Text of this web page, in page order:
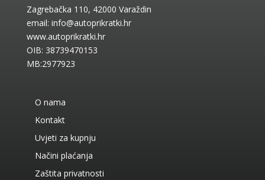
Zagrebačka 110, 42000 Varaždin
email: info@autoprikratki.hr
www.autoprikratki.hr
OIB: 38739470153
MB:2977923
O nama
Kontakt
Uvjeti za kupnju
Načini plaćanja
Zaštita privatnosti